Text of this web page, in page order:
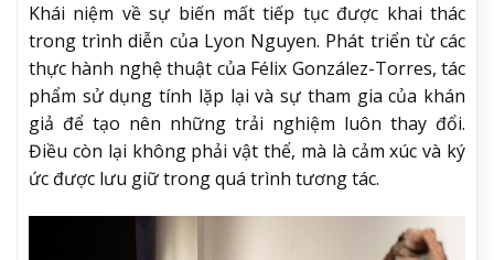
Khái niệm về sự biến mất tiếp tục được khai thác
trong trình diễn của Lyon Nguyen. Phát triển từ các
thực hành nghệ thuật của Félix González-Torres, tác
phẩm sử dụng tính lặp lại và sự tham gia của khán
giả để tạo nên những trải nghiệm luôn thay đổi.
Điều còn lại không phải vật thể, mà là cảm xúc và ký
ức được lưu giữ trong quá trình tương tác.